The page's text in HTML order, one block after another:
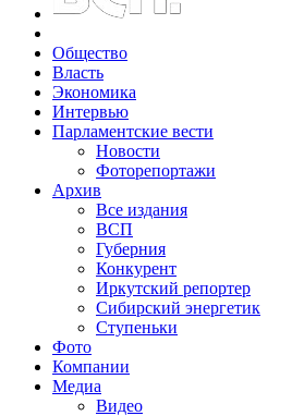
Общество
Власть
Экономика
Интервью
Парламентские вести
Новости
Фоторепортажи
Архив
Все издания
ВСП
Губерния
Конкурент
Иркутский репортер
Сибирский энергетик
Ступеньки
Фото
Компании
Медиа
Видео